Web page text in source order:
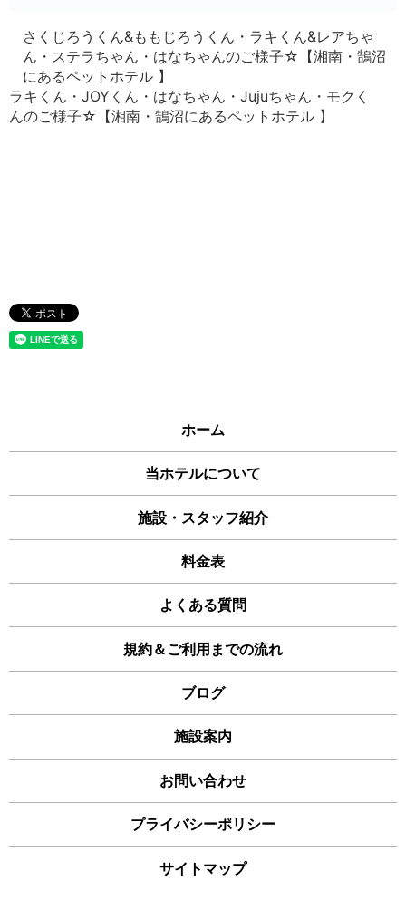
さくじろうくん&ももじろうくん・ラキくん&レアちゃ
ん・ステラちゃん・はなちゃんのご様子☆【湘南・鵠沼
にあるペットホテル 】
ラキくん・JOYくん・はなちゃん・Jujuちゃん・モクく
んのご様子☆【湘南・鵠沼にあるペットホテル 】
ホーム
当ホテルについて
施設・スタッフ紹介
料金表
よくある質問
規約＆ご利用までの流れ
ブログ
施設案内
お問い合わせ
プライバシーポリシー
サイトマップ